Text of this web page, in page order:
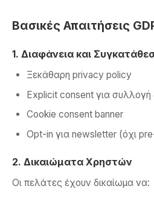
Βασικές Απαιτήσεις
1. Διαφάνεια και
Ξεκάθαρη privacy policy
Explicit consent για
Cookie consent banner
Opt-in για newsletter (όχι
2. Δικαιώματα Χρηστών
Οι πελάτες έχουν δικαίωμα να: